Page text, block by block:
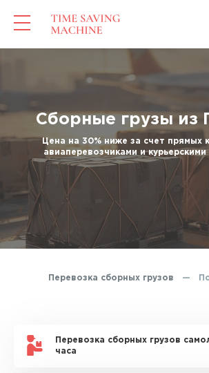
Сборные грузы из
Цена на 30% ниже за счет прямых
авиаперевозчиками и
Перевозка сборных грузов —
Перевозка сборных грузов
часа